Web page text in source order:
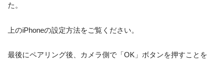
た。
上のiPhoneの設定方法をご覧ください。
最後にペアリング後、カメラ側で「OK」ボタンを押すことを